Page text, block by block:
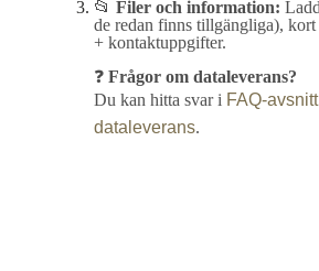
📂 Filer och information:
de redan finns tillgängliga),
+ kontaktuppgifter.
❓ Frågor om dataleverans?
Du kan hitta svar i FAQ-avsnitt
dataleverans.